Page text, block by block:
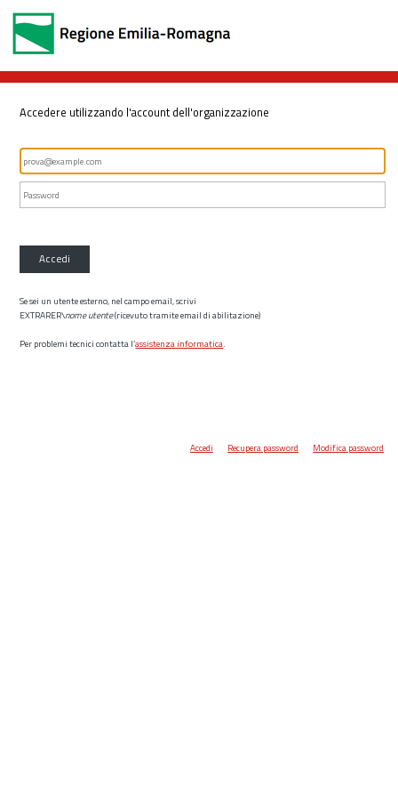
Accedere utilizzando l'account dell'organizzazione
Accedi
Se sei un utente esterno, nel campo email, scrivi
EXTRARER\nome utente(ricevuto tramite email di abilitazione)
Per problemi tecnici contatta l’assistenza informatica.
Accedi Recupera password Modifica password